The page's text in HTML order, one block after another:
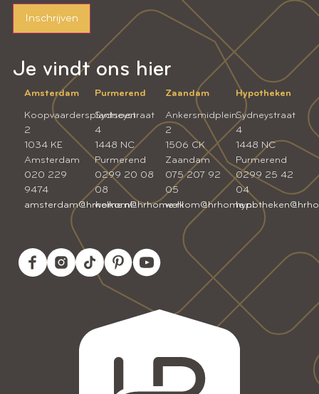
Je vindt ons hier
Amsterdam
Koopvaardersplantsoen
2
1034 KE
Amsterdam
020 229
9474
amsterdam@hrhome.nl
Purmerend
Sydneystraat
4
1448 NC
Purmerend
0299 20 08
08
welkom@hrhome.nl
Zaandam
Ankersmidplein
2
1506 CK
Zaandam
075 207 92
05
welkom@hrhome.nl
Hypotheken
Sydneystraat
4
1448 NC
Purmerend
0299 25 42
04
Inschrijven